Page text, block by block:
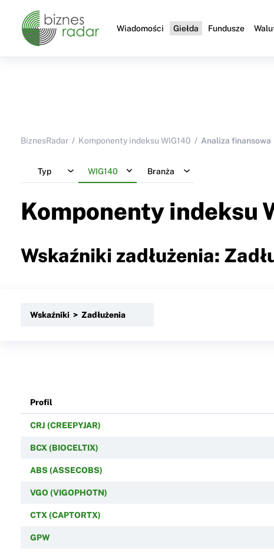
Wiadomości Giełda Fundusze
BiznesRadar Komponenty indeksu WIG140 Analiza finansowa
Typ WIG140 Branża
Komponenty indeksu
Wskaźniki zadłużenia:
Wskaźniki > Zadłużenia
Profil
CRJ (CREEPYJAR)
BCX (BIOCELTIX)
ABS (ASSECOBS)
VGO (VIGOPHOTN)
CTX (CAPTORTX)
GPW